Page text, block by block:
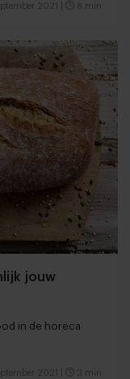
2021 8 min
jouw
in de horeca
2021 3 min